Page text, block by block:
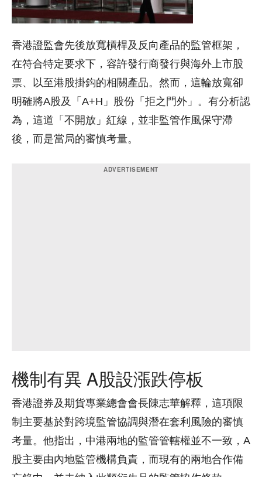
香港證監會先後放寬槓桿及反向產品的監管框架，
在符合特定要求下，容許發行商發行與海外上市股
票、以至港股掛鈎的相關產品。然而，這輪放寬卻
明確將A股及「A+H」股份「拒之門外」。有分析認
為，這道「不開放」紅線，並非監管作風保守滯
後，而是當局的審慎考量。
機制有異 A股設漲跌停板
香港證券及期貨專業總會會長陳志華解釋，這項限
制主要基於對跨境監管協調與潛在套利風險的審慎
考量。他指出，中港兩地的監管管轄權並不一致，A
股主要由內地監管機構負責，而現有的兩地合作備